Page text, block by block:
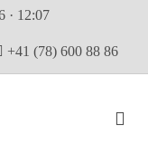
· 12:07
+41 (78) 600 88 86